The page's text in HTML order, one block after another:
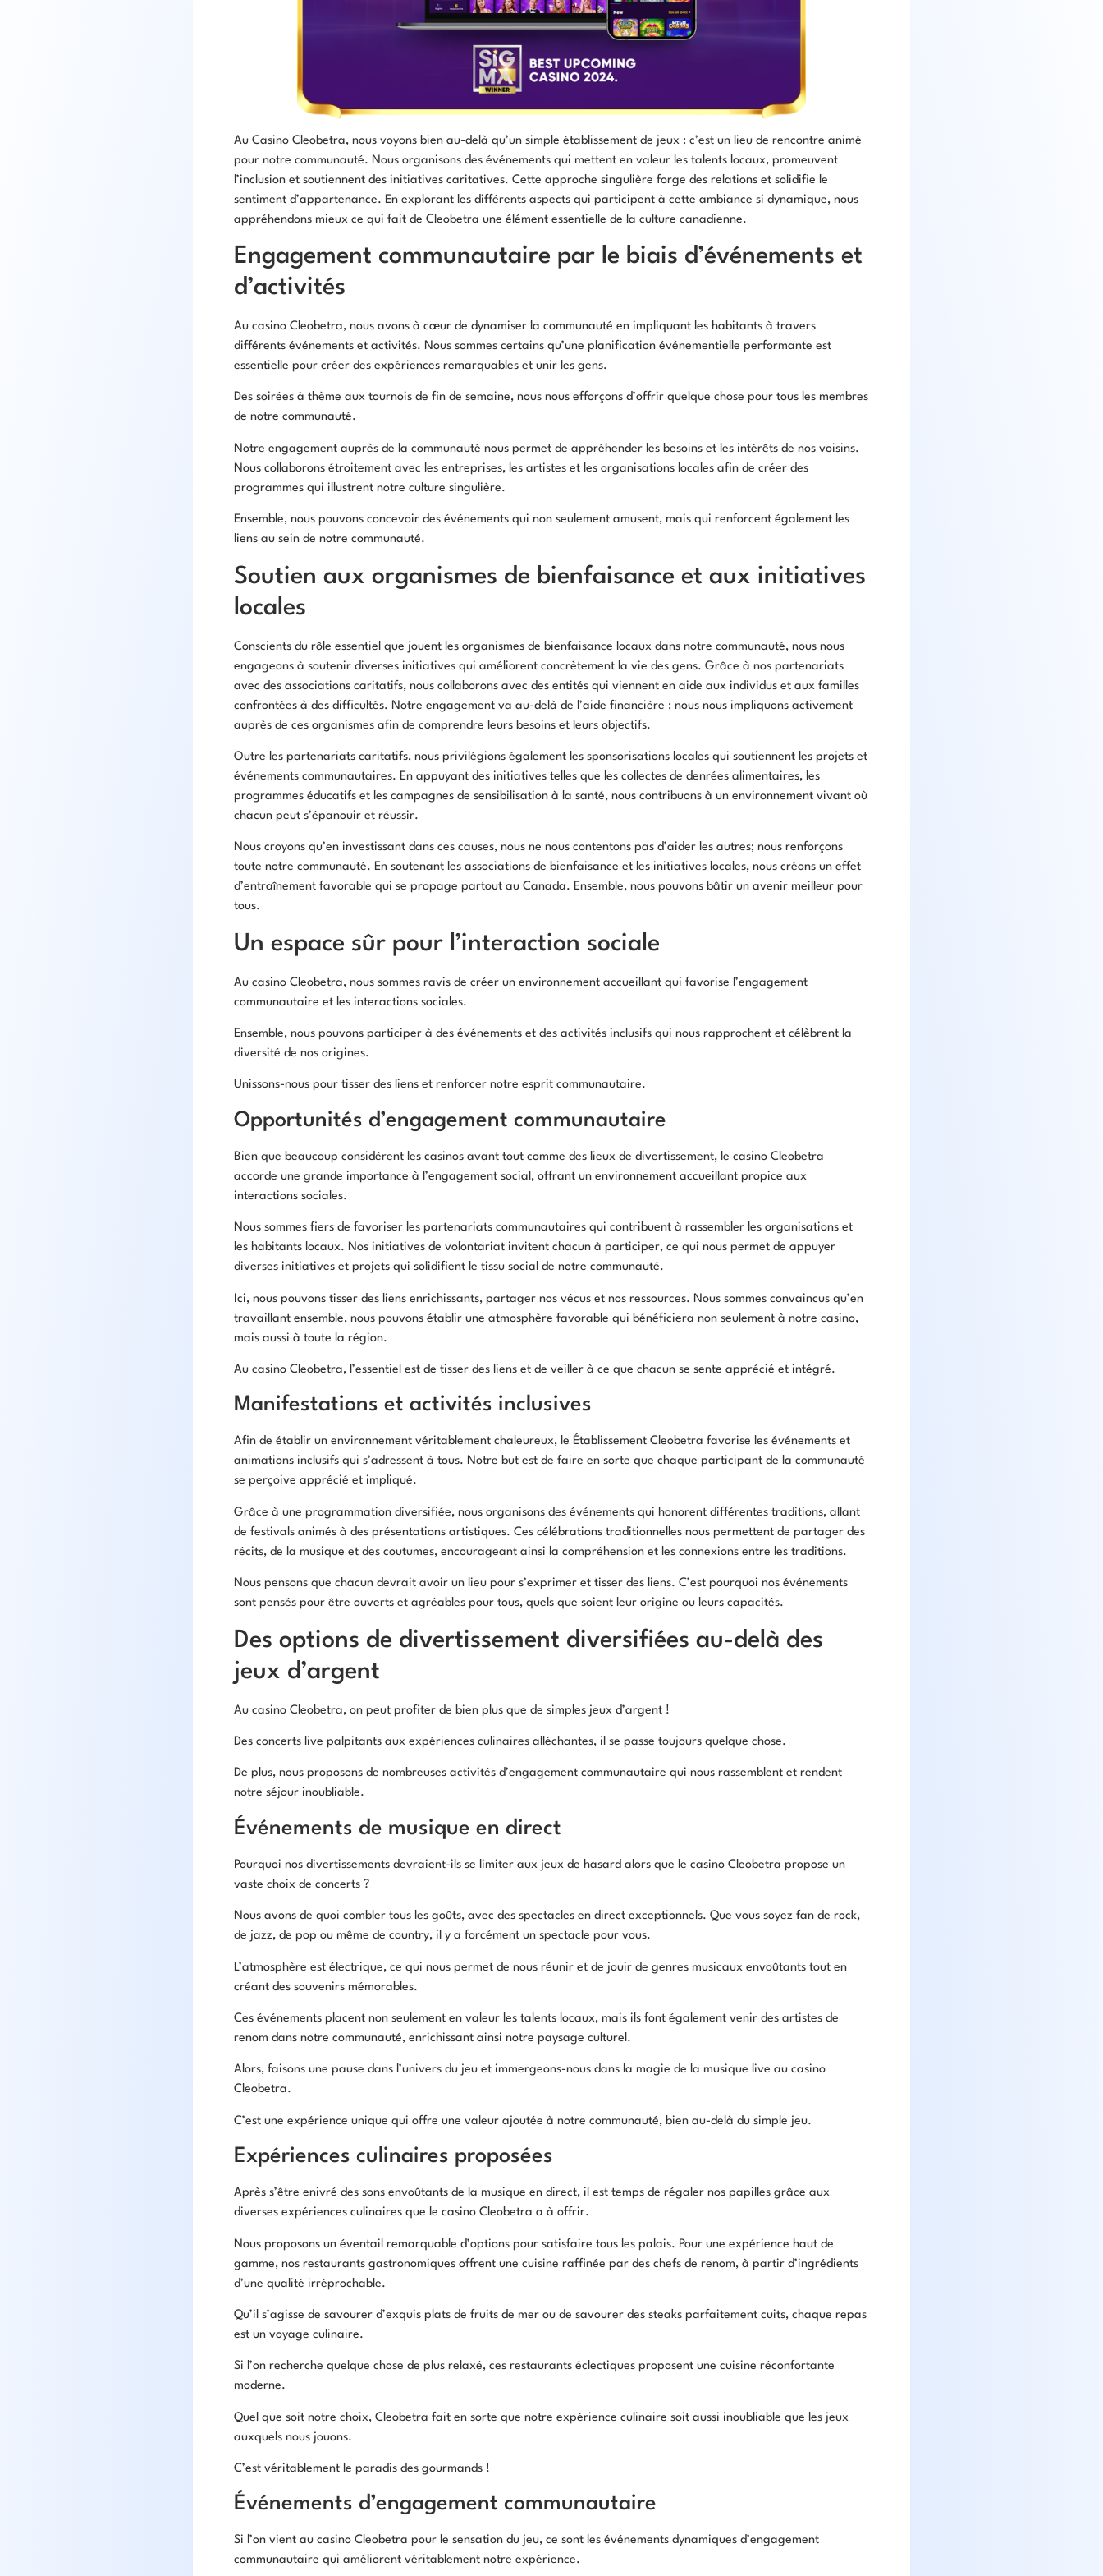
Au Casino Cleobetra, nous voyons bien au-delà qu’un simple établissement de jeux : c’est un lieu de rencontre animé
pour notre communauté. Nous organisons des événements qui mettent en valeur les talents locaux, promeuvent
l’inclusion et soutiennent des initiatives caritatives. Cette approche singulière forge des relations et solidifie le
sentiment d’appartenance. En explorant les différents aspects qui participent à cette ambiance si dynamique, nous
appréhendons mieux ce qui fait de Cleobetra une élément essentielle de la culture canadienne.
Engagement communautaire par le biais d’événements et
d’activités
Au casino Cleobetra, nous avons à cœur de dynamiser la communauté en impliquant les habitants à travers
différents événements et activités. Nous sommes certains qu’une planification événementielle performante est
essentielle pour créer des expériences remarquables et unir les gens.
Des soirées à thème aux tournois de fin de semaine, nous nous efforçons d’offrir quelque chose pour tous les membres
de notre communauté.
Notre engagement auprès de la communauté nous permet de appréhender les besoins et les intérêts de nos voisins.
Nous collaborons étroitement avec les entreprises, les artistes et les organisations locales afin de créer des
programmes qui illustrent notre culture singulière.
Ensemble, nous pouvons concevoir des événements qui non seulement amusent, mais qui renforcent également les
liens au sein de notre communauté.
Soutien aux organismes de bienfaisance et aux initiatives
locales
Conscients du rôle essentiel que jouent les organismes de bienfaisance locaux dans notre communauté, nous nous
engageons à soutenir diverses initiatives qui améliorent concrètement la vie des gens. Grâce à nos partenariats
avec des associations caritatifs, nous collaborons avec des entités qui viennent en aide aux individus et aux familles
confrontées à des difficultés. Notre engagement va au-delà de l’aide financière : nous nous impliquons activement
auprès de ces organismes afin de comprendre leurs besoins et leurs objectifs.
Outre les partenariats caritatifs, nous privilégions également les sponsorisations locales qui soutiennent les projets et
événements communautaires. En appuyant des initiatives telles que les collectes de denrées alimentaires, les
programmes éducatifs et les campagnes de sensibilisation à la santé, nous contribuons à un environnement vivant où
chacun peut s’épanouir et réussir.
Nous croyons qu’en investissant dans ces causes, nous ne nous contentons pas d’aider les autres; nous renforçons
toute notre communauté. En soutenant les associations de bienfaisance et les initiatives locales, nous créons un effet
d’entraînement favorable qui se propage partout au Canada. Ensemble, nous pouvons bâtir un avenir meilleur pour
tous.
Un espace sûr pour l’interaction sociale
Au casino Cleobetra, nous sommes ravis de créer un environnement accueillant qui favorise l’engagement
communautaire et les interactions sociales.
Ensemble, nous pouvons participer à des événements et des activités inclusifs qui nous rapprochent et célèbrent la
diversité de nos origines.
Unissons-nous pour tisser des liens et renforcer notre esprit communautaire.
Opportunités d’engagement communautaire
Bien que beaucoup considèrent les casinos avant tout comme des lieux de divertissement, le casino Cleobetra
accorde une grande importance à l’engagement social, offrant un environnement accueillant propice aux
interactions sociales.
Nous sommes fiers de favoriser les partenariats communautaires qui contribuent à rassembler les organisations et
les habitants locaux. Nos initiatives de volontariat invitent chacun à participer, ce qui nous permet de appuyer
diverses initiatives et projets qui solidifient le tissu social de notre communauté.
Ici, nous pouvons tisser des liens enrichissants, partager nos vécus et nos ressources. Nous sommes convaincus qu’en
travaillant ensemble, nous pouvons établir une atmosphère favorable qui bénéficiera non seulement à notre casino,
mais aussi à toute la région.
Au casino Cleobetra, l’essentiel est de tisser des liens et de veiller à ce que chacun se sente apprécié et intégré.
Manifestations et activités inclusives
Afin de établir un environnement véritablement chaleureux, le Établissement Cleobetra favorise les événements et
animations inclusifs qui s’adressent à tous. Notre but est de faire en sorte que chaque participant de la communauté
se perçoive apprécié et impliqué.
Grâce à une programmation diversifiée, nous organisons des événements qui honorent différentes traditions, allant
de festivals animés à des présentations artistiques. Ces célébrations traditionnelles nous permettent de partager des
récits, de la musique et des coutumes, encourageant ainsi la compréhension et les connexions entre les traditions.
Nous pensons que chacun devrait avoir un lieu pour s’exprimer et tisser des liens. C’est pourquoi nos événements
sont pensés pour être ouverts et agréables pour tous, quels que soient leur origine ou leurs capacités.
Des options de divertissement diversifiées au-delà des
jeux d’argent
Au casino Cleobetra, on peut profiter de bien plus que de simples jeux d’argent !
Des concerts live palpitants aux expériences culinaires alléchantes, il se passe toujours quelque chose.
De plus, nous proposons de nombreuses activités d’engagement communautaire qui nous rassemblent et rendent
notre séjour inoubliable.
Événements de musique en direct
Pourquoi nos divertissements devraient-ils se limiter aux jeux de hasard alors que le casino Cleobetra propose un
vaste choix de concerts ?
Nous avons de quoi combler tous les goûts, avec des spectacles en direct exceptionnels. Que vous soyez fan de rock,
de jazz, de pop ou même de country, il y a forcément un spectacle pour vous.
L’atmosphère est électrique, ce qui nous permet de nous réunir et de jouir de genres musicaux envoûtants tout en
créant des souvenirs mémorables.
Ces événements placent non seulement en valeur les talents locaux, mais ils font également venir des artistes de
renom dans notre communauté, enrichissant ainsi notre paysage culturel.
Alors, faisons une pause dans l’univers du jeu et immergeons-nous dans la magie de la musique live au casino
Cleobetra.
C’est une expérience unique qui offre une valeur ajoutée à notre communauté, bien au-delà du simple jeu.
Expériences culinaires proposées
Après s’être enivré des sons envoûtants de la musique en direct, il est temps de régaler nos papilles grâce aux
diverses expériences culinaires que le casino Cleobetra a à offrir.
Nous proposons un éventail remarquable d’options pour satisfaire tous les palais. Pour une expérience haut de
gamme, nos restaurants gastronomiques offrent une cuisine raffinée par des chefs de renom, à partir d’ingrédients
d’une qualité irréprochable.
Qu’il s’agisse de savourer d’exquis plats de fruits de mer ou de savourer des steaks parfaitement cuits, chaque repas
est un voyage culinaire.
Si l’on recherche quelque chose de plus relaxé, ces restaurants éclectiques proposent une cuisine réconfortante
moderne.
Quel que soit notre choix, Cleobetra fait en sorte que notre expérience culinaire soit aussi inoubliable que les jeux
auxquels nous jouons.
C’est véritablement le paradis des gourmands !
Événements d’engagement communautaire
Si l’on vient au casino Cleobetra pour le sensation du jeu, ce sont les événements dynamiques d’engagement
communautaire qui améliorent véritablement notre expérience.